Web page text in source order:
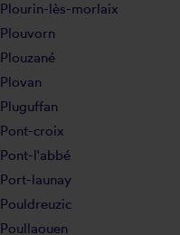
Plourin-lès-morlaix
Plouvorn
Plouzané
Plovan
Pluguffan
Pont-croix
Pont-l'abbé
Port-launay
Pouldreuzic
Poullaouen